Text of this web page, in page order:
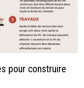
pour construire